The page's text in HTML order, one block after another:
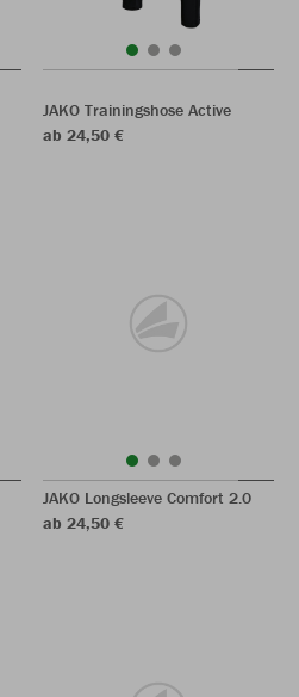
JAKO Trainingshose Active
ab 24,50 €
JAKO Longsleeve Comfort 2.0
ab 24,50 €